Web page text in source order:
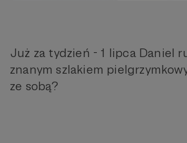
Już za tydzień - 1 lipca Daniel
znanym szlakiem
ze sobą?